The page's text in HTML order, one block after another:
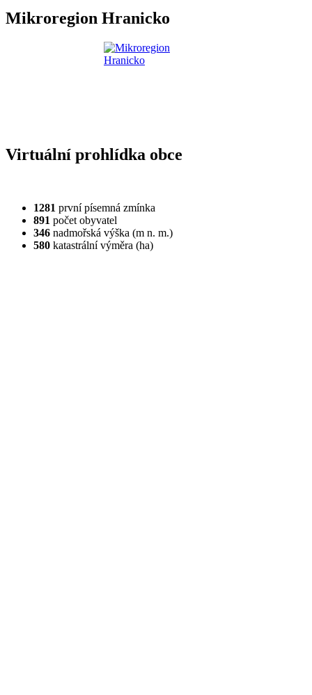
Mikroregion Hranicko
Virtuální prohlídka obce
1281 první písemná zmínka
891 počet obyvatel
346 nadmořská výška (m n. m.)
580 katastrální výměra (ha)